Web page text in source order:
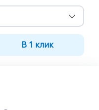
В 1 клик